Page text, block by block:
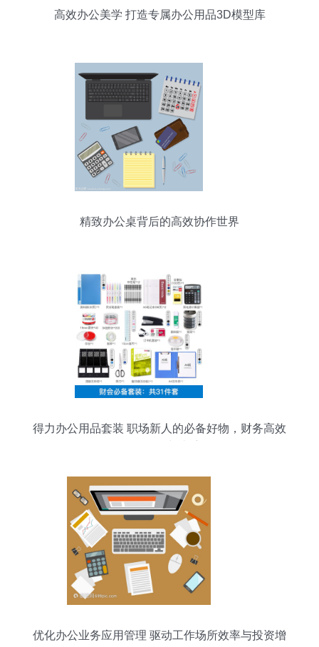
高效办公美学 打造专属办公用品3D模型库
精致办公桌背后的高效协作世界
得力办公用品套装 职场新人的必备好物，财务高效
优化办公业务应用管理 驱动工作场所效率与投资增